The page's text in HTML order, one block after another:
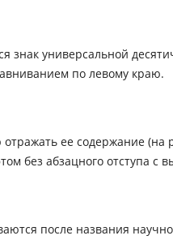
знак универсальной
по левому краю.
ее содержание (на
без абзацного отступа с
после названия